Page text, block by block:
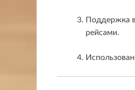
Поддержка
рейсами.